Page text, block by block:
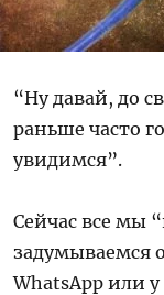
“Ну давай, до
раньше часто
увидимся”.
Сейчас все мы
задумываемся
WhatsApp или